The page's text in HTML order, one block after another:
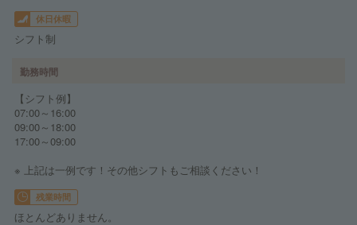
休日休暇
シフト制
勤務時間
【シフト例】
07:00～16:00
09:00～18:00
17:00～09:00
※ 上記は一例です！その他シフトもご相談ください！
残業時間
ほとんどありません。